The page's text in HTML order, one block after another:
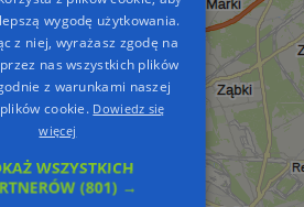
wygodę użytkowania.
z niej, wyrażasz zgodę na
nas wszystkich plików
z warunkami naszej
cookie. Dowiedz się
więcej
WSZYSTKICH
(801) →